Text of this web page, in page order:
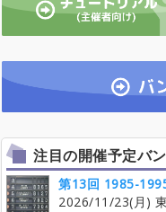
注目の開催予定バ
第13回 1985-
2026/11/23(月)